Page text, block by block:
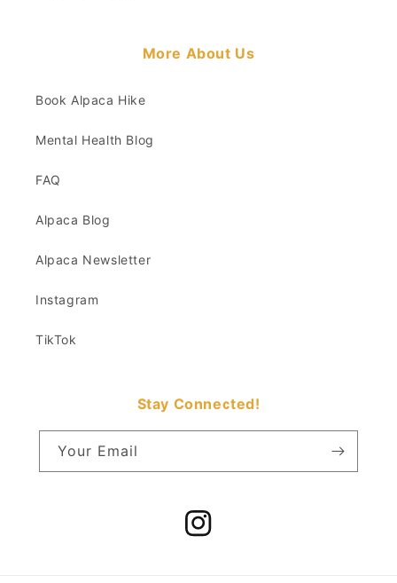
More About Us
Book Alpaca Hike
Mental Health Blog
FAQ
Alpaca Blog
Alpaca Newsletter
Instagram
TikTok
Stay Connected!
Your Email
Instagram